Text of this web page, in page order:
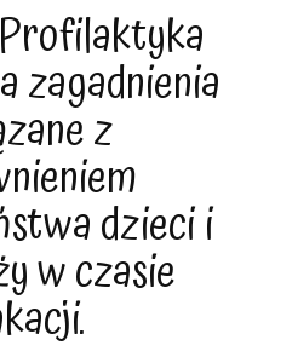
zagadnienia
z
dzieci i
w czasie